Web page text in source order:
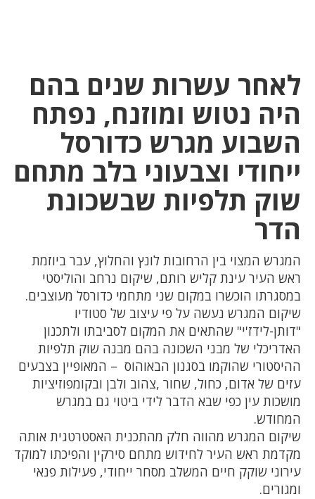
לאחר עשרות שנים בהם
היה נטוש ומוזנח, נפתח
השבוע מגרש כדורסל
ייחודי וצבעוני בלב מתחם
שוק תלפיות שבשכונת
הדר
המגרש המצוי בין הרחובות לונץ והחלוץ, עבר ביוזמת
ראש העיר עינת קליש רותם, שיקום נרחב והוליסטי
במסגרתו הוכשרו במקום שני מתחמי כדורסל מעוצבים.
שיקום המגרש נעשה על פי עיצוב של סטודיו
"דותן-לידז'י" שהתאים את המקום לסביבתו ולתכנון
האדריכלי של מבני השכונה בהם מבנה שוק תלפיות
ההיסטורי שהוקמו בסגנון הבאוהוס – המאופיין בצבעים
עזים של אדום, כחול, שחור ,צהוב ולבן ובקומפוזיציות
מושכות עין כפי שבא הדבר לידי ביטוי גם במגרש
המחודש.
שיקום המגרש מהווה חלק מהתכנית האסטרטגית אותה
מקדמת ראש העיר לחידוש מתחם סירקין והפיכתו למוקד
עירוני שוקק חיים המשלב מסחר ייחודי, פעילות פנאי
ומגורים.